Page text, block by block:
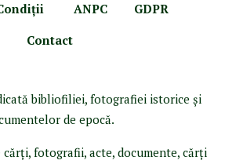
ANPC
GDPR
Contact
bibliofiliei, fotografiei istorice şi
de epocă.
fotografii, acte, documente, cărţi